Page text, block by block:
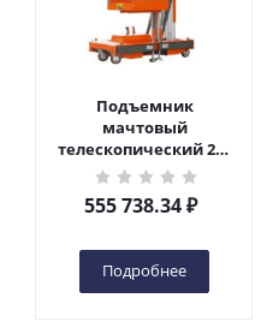
Подъемник
мачтовый
телескопический 200
кг 6 м TOR GTWY6-200S
DC 2-мачтовый
(автономный) (G) в
555 738.34₽
Подробнее